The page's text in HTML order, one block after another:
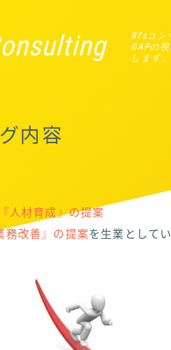
RTsコン
GAPの
します。
内容
『人材育成』の提案
務改善』の提案を生業としてい